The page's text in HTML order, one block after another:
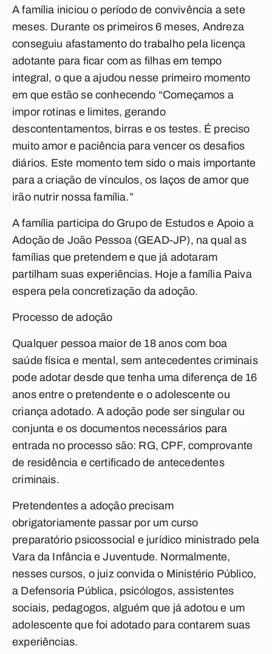
A família iniciou o período de convivência a sete
meses. Durante os primeiros 6 meses, Andreza
conseguiu afastamento do trabalho pela licença
adotante para ficar com as filhas em tempo
integral, o que a ajudou nesse primeiro momento
em que estão se conhecendo “Começamos a
impor rotinas e limites, gerando
descontentamentos, birras e os testes. É preciso
muito amor e paciência para vencer os desafios
diários. Este momento tem sido o mais importante
para a criação de vínculos, os laços de amor que
irão nutrir nossa família.”
A família participa do Grupo de Estudos e Apoio a
Adoção de João Pessoa (GEAD-JP), na qual as
famílias que pretendem e que já adotaram
partilham suas experiências. Hoje a família Paiva
espera pela concretização da adoção.
Processo de adoção
Qualquer pessoa maior de 18 anos com boa
saúde física e mental, sem antecedentes criminais
pode adotar desde que tenha uma diferença de 16
anos entre o pretendente e o adolescente ou
criança adotado. A adoção pode ser singular ou
conjunta e os documentos necessários para
entrada no processo são: RG, CPF, comprovante
de residência e certificado de antecedentes
criminais.
Pretendentes a adoção precisam
obrigatoriamente passar por um curso
preparatório psicossocial e jurídico ministrado pela
Vara da Infância e Juventude. Normalmente,
nesses cursos, o juiz convida o Ministério Público,
a Defensoria Pública, psicólogos, assistentes
sociais, pedagogos, alguém que já adotou e um
adolescente que foi adotado para contarem suas
experiências.